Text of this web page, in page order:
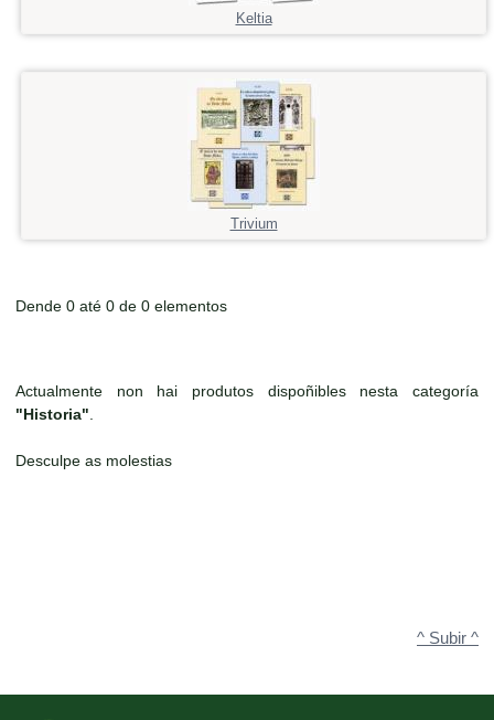
Keltia
Trivium
Dende 0 até 0 de 0 elementos
Actualmente non hai produtos dispoñibles nesta categoría
"Historia"
Desculpe as molestias
^ Subir ^